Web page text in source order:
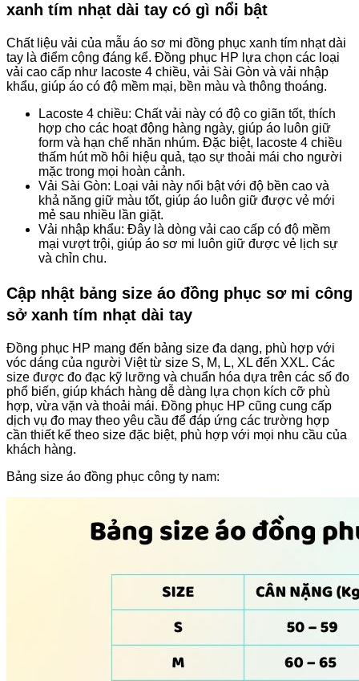
xanh tím nhạt dài tay có gì nổi bật
Chất liệu vải của mẫu áo sơ mi đồng phục xanh tím nhạt dài
tay là điểm cộng đáng kể. Đồng phục HP lựa chọn các loại
vải cao cấp như lacoste 4 chiều, vải Sài Gòn và vải nhập
khẩu, giúp áo có độ mềm mại, bền màu và thông thoáng.
Lacoste 4 chiều: Chất vải này có độ co giãn tốt, thích
hợp cho các hoạt động hàng ngày, giúp áo luôn giữ
form và hạn chế nhăn nhúm. Đặc biệt, lacoste 4 chiều
thấm hút mồ hôi hiệu quả, tạo sự thoải mái cho người
mặc trong mọi hoàn cảnh.
Vải Sài Gòn: Loại vải này nổi bật với độ bền cao và
khả năng giữ màu tốt, giúp áo luôn giữ được vẻ mới
mẻ sau nhiều lần giặt.
Vải nhập khẩu: Đây là dòng vải cao cấp có độ mềm
mại vượt trội, giúp áo sơ mi luôn giữ được vẻ lịch sự
và chỉn chu.
Cập nhật bảng size áo đồng phục sơ mi công
sở xanh tím nhạt dài tay
Đồng phục HP mang đến bảng size đa dạng, phù hợp với
vóc dáng của người Việt từ size S, M, L, XL đến XXL. Các
size được đo đạc kỹ lưỡng và chuẩn hóa dựa trên các số đo
phổ biến, giúp khách hàng dễ dàng lựa chọn kích cỡ phù
hợp, vừa vặn và thoải mái. Đồng phục HP cũng cung cấp
dịch vụ đo may theo yêu cầu để đáp ứng các trường hợp
cần thiết kế theo size đặc biệt, phù hợp với mọi nhu cầu của
khách hàng.
Bảng size áo đồng phục công ty nam: